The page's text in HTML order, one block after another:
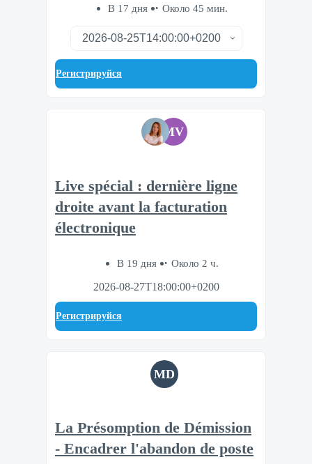
В 17 дня Около 45 мин.
Регистрируйся
MV
Live spécial : dernière ligne
droite avant la facturation
électronique
В 19 дня
Около 2 ч.
2026-08-27T18:00:00+0200
Регистрируйся
MD
La Présomption de Démission
- Encadrer l'abandon de poste